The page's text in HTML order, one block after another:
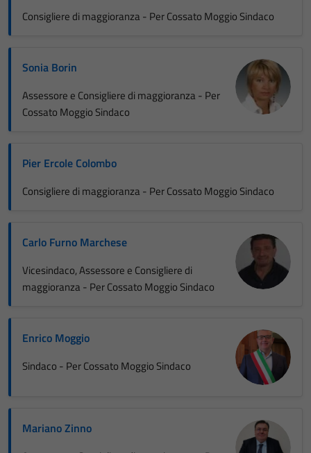
Consigliere di maggioranza - Per Cossato Moggio Sindaco
Sonia Borin
Assessore e Consigliere di maggioranza - Per
Cossato Moggio Sindaco
Pier Ercole Colombo
Consigliere di maggioranza - Per Cossato Moggio Sindaco
Carlo Furno Marchese
Vicesindaco, Assessore e Consigliere di
maggioranza - Per Cossato Moggio Sindaco
Enrico Moggio
Sindaco - Per Cossato Moggio Sindaco
Mariano Zinno